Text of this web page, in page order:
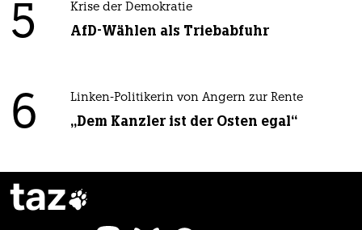
5 Krise der Demokratie
AfD-Wählen als Triebabfuhr
6 Linken-Politikerin von Angern zur Rente
„Dem Kanzler ist der Osten egal“
taz